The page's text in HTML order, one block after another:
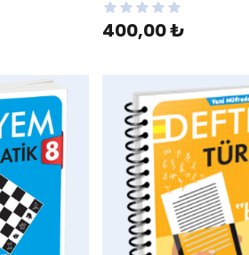
400,00 ₺
AddToWishlist